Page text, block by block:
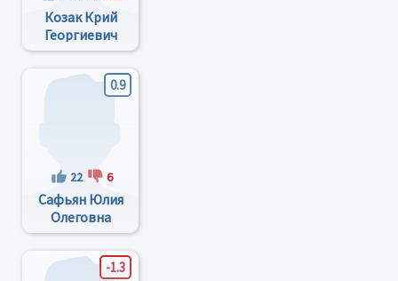
Козак Крий
Георгиевич
0.9
22 6
Сафьян Юлия
Олеговна
-1.3